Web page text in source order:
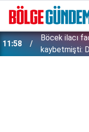
11:58
Böcek ilacı
kaybetmişti: